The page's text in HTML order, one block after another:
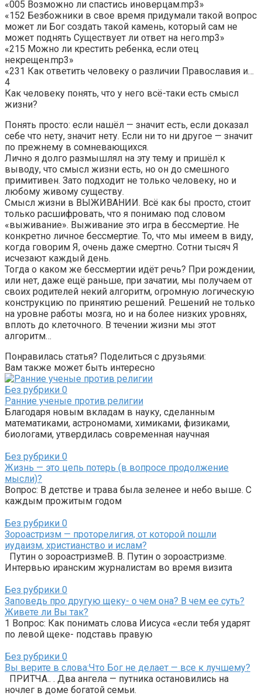
«005 Boзмoжнo ли cпacтиcь инoвepцaм.mp3»
«152 Безбожники в свое время придумали такой вопрос
может ли Бог создать такой камень, который сам не
может поднять Существует ли ответ на него.mp3»
«215 Можно ли крестить ребенка, если отец
некрещен.mp3»
«231 Как ответить человеку о различии Православия и…
4
Как человеку понять, что у него всё-таки есть смысл
жизни?
Понять просто: если нашёл — значит есть, если доказал
себе что нету, значит нету. Если ни то ни другое — значит
по прежнему в сомневающихся.
Лично я долго размышлял на эту тему и пришёл к
выводу, что смысл жизни есть, но он до смешного
примитивен. Зато подходит не только человеку, но и
любому живому существу.
Смысл жизни в ВЫЖИВАНИИ. Всё как бы просто, стоит
только расшифровать, что я понимаю под словом
«выживание». Выживание это игра в бессмертие. Не
конкретно личное бессмертие. То, что мы имеем в виду,
когда говорим Я, очень даже смертно. Сотни тысяч Я
исчезают каждый день.
Тогда о каком же бессмертии идёт речь? При рождении,
или нет, даже ещё раньше, при зачатии, мы получаем от
своих родителей некий алгоритм, огромную логическую
конструкцию по принятию решений. Решений не только
на уровне работы мозга, но и на более низких уровнях,
вплоть до клеточного. В течении жизни мы этот
алгоритм…
Понравилась статья? Поделиться с друзьями:
Вам также может быть интересно
Без рубрики 0
Ранние ученые против религии
Благодаря новым вкладам в науку, сделанным
математиками, астрономами, химиками, физиками,
биологами, утвердилась современная научная
Без рубрики 0
Жизнь — это цепь потерь (в вопросе продолжение
мысли)?
Вопрос: В детстве и трава была зеленее и небо выше. С
каждым прожитым годом
Без рубрики 0
Зороастризм — проторелигия, от которой пошли
иудаизм, христианство и ислам?
Путин о зороастризмеВ. В. Путин о зороастризме.
Интервью иранским журналистам во время визита
Без рубрики 0
Заповедь про другую щеку- о чем она? В чем ее суть?
Живете ли Вы так?
1 Вопрос: Как понимать слова Иисуса «если тебя ударят
по левой щеке- подставь правую
Без рубрики 0
Вы верите в слова:Что Бог не делает — все к лучшему?
ПРИТЧА.. . Два ангела — путника остановились на
ночлег в доме богатой семьи.